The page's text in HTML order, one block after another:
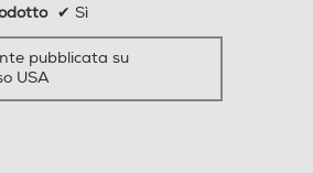
(40 ml), Doppio espresso (80
ml), Mug (230 ml) e Alto (414 ml)
ottimali in tazza per ogni
una preparazione specifica per
di lettura dei codici a barre
Raccogli fondi
✔ Sì
pubblicata su
USA